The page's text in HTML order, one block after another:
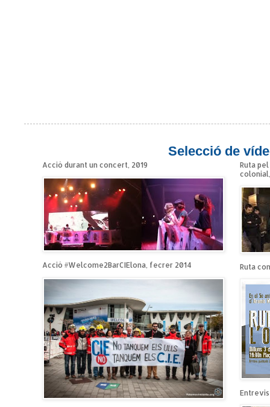
Selecció de
Acció durant un concert, 2019
Acció #Welcome2BarCIElona, fecrer 2014
Ruta
Ruta